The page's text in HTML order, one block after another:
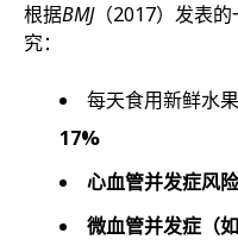
根据BMJ（2017）发表的
究：
每天食用新鲜水
17%
心血管并发症风
微血管并发症（